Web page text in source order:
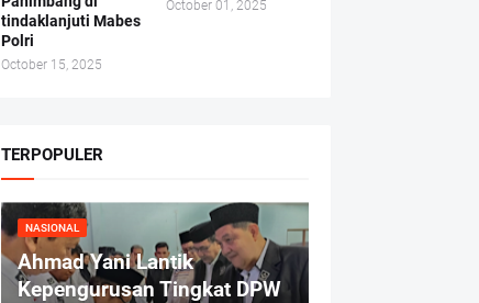
tindaklanjuti Mabes
Polri
October 15, 2025
October 01, 2025
TERPOPULER
NASIONAL
Ahmad Yani Lantik
Kepengurusan Tingkat DPW